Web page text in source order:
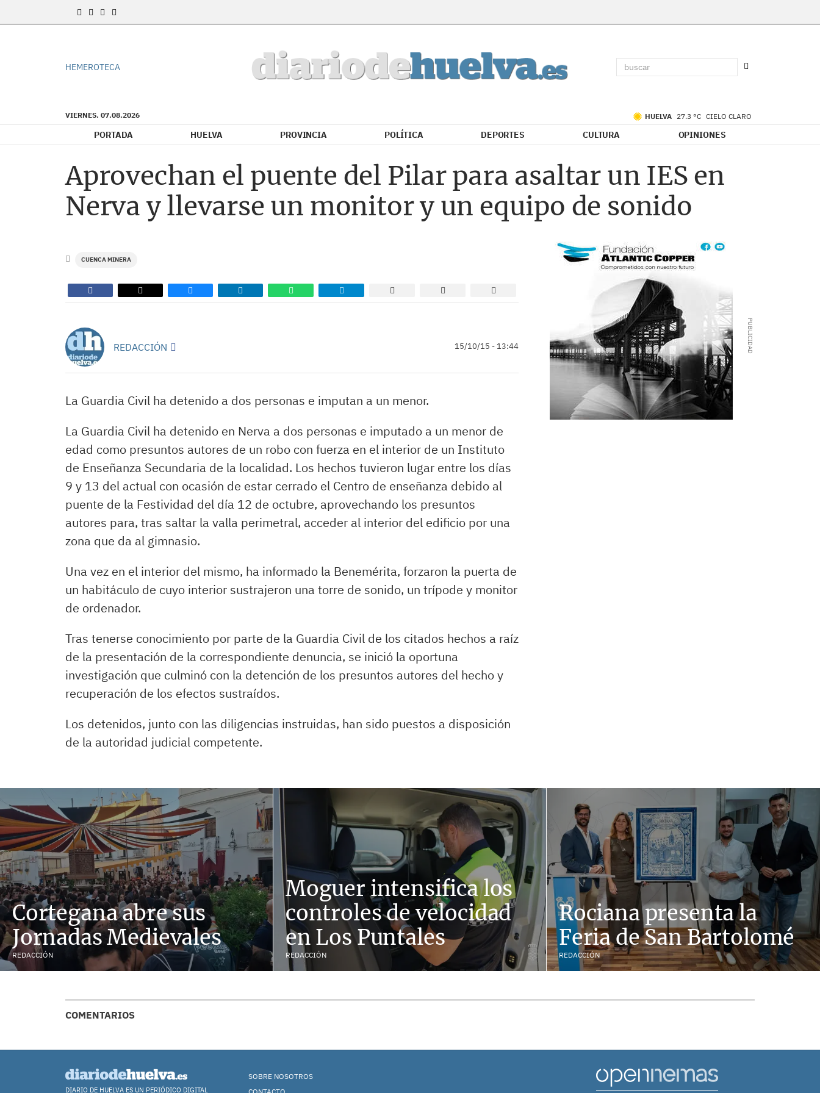
HEMEROTECA
VIERNES. 07.08.2026 HUELVA 27.3 °C CIELO CLARO
PORTADA HUELVA PROVINCIA POLÍTICA DEPORTES CULTURA OPINIONES
Aprovechan el puente del Pilar para asaltar un IES en
Nerva y llevarse un monitor y un equipo de sonido
CUENCA MINERA
REDACCIÓN 15/10/15 - 13:44
La Guardia Civil ha detenido a dos personas e imputan a un menor.
La Guardia Civil ha detenido en Nerva a dos personas e imputado a un menor de
edad como presuntos autores de un robo con fuerza en el interior de un Instituto
de Enseñanza Secundaria de la localidad. Los hechos tuvieron lugar entre los días
9 y 13 del actual con ocasión de estar cerrado el Centro de enseñanza debido al
puente de la Festividad del día 12 de octubre, aprovechando los presuntos
autores para, tras saltar la valla perimetral, acceder al interior del edificio por una
zona que da al gimnasio.
Una vez en el interior del mismo, ha informado la Benemérita, forzaron la puerta de
un habitáculo de cuyo interior sustrajeron una torre de sonido, un trípode y monitor
de ordenador.
Tras tenerse conocimiento por parte de la Guardia Civil de los citados hechos a raíz
de la presentación de la correspondiente denuncia, se inició la oportuna
investigación que culminó con la detención de los presuntos autores del hecho y
recuperación de los efectos sustraídos.
Los detenidos, junto con las diligencias instruidas, han sido puestos a disposición
de la autoridad judicial competente.
Cortegana abre sus
Jornadas Medievales
REDACCIÓN
Moguer intensifica los
controles de velocidad
en Los Puntales
REDACCIÓN
Rociana presenta la
Feria de San Bartolomé
REDACCIÓN
COMENTARIOS
DIARIO DE HUELVA ES UN PERIÓDICO DIGITAL
SOBRE NOSOTROS